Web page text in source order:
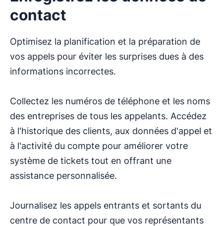
contact
Optimisez la planification et la préparation de
vos appels pour éviter les surprises dues à des
informations incorrectes.
Collectez les numéros de téléphone et les noms
des entreprises de tous les appelants. Accédez
à l'historique des clients, aux données d'appel et
à l'activité du compte pour améliorer votre
système de tickets tout en offrant une
assistance personnalisée.
Journalisez les appels entrants et sortants du
centre de contact pour que vos représentants